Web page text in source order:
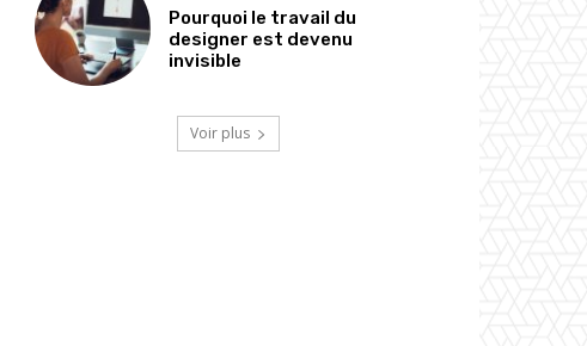
Pourquoi le travail du
designer est devenu
invisible
Voir plus